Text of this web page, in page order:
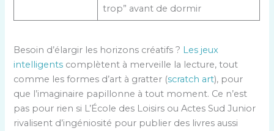
trop” avant de dormir
Besoin d’élargir les horizons créatifs ? Les jeux
intelligents complètent à merveille la lecture, tout
comme les formes d’art à gratter (scratch art), pour
que l’imaginaire papillonne à tout moment. Ce n’est
pas pour rien si L’École des Loisirs ou Actes Sud Junior
rivalisent d’ingéniosité pour publier des livres aussi